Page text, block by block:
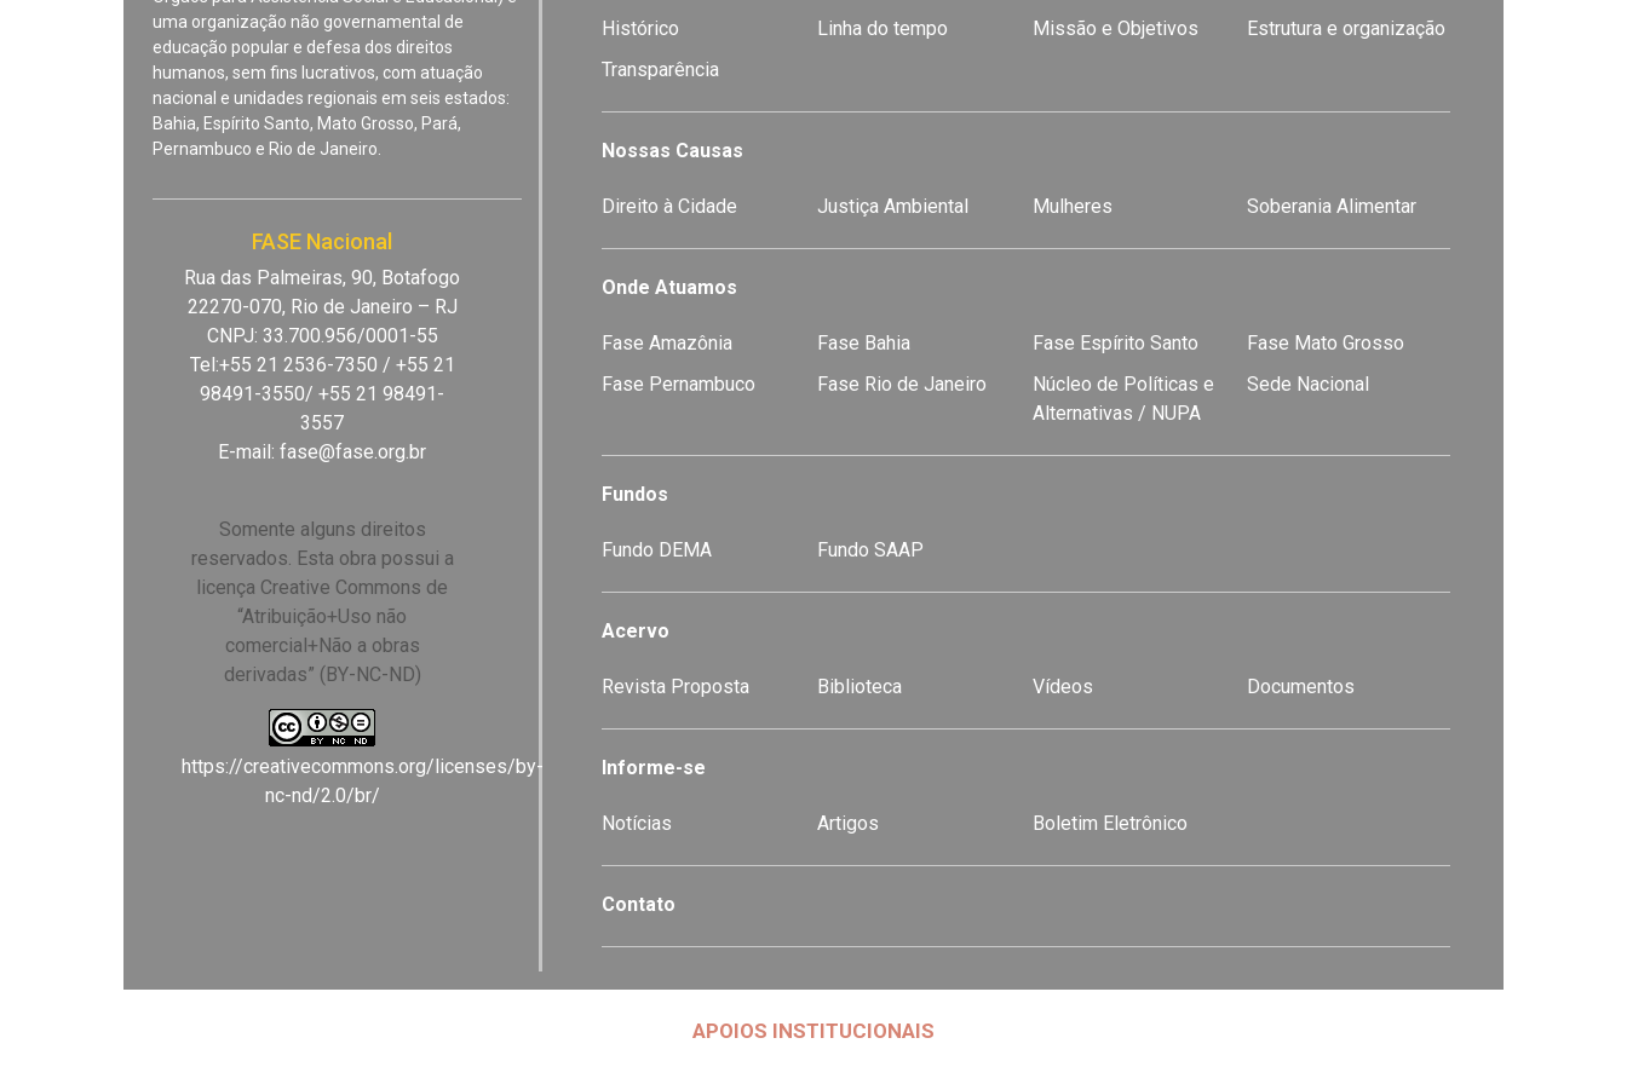
uma organização não governamental de
educação popular e defesa dos direitos
humanos, sem fins lucrativos, com atuação
nacional e unidades regionais em seis estados:
Bahia, Espírito Santo, Mato Grosso, Pará,
Pernambuco e Rio de Janeiro.
FASE Nacional
Rua das Palmeiras, 90, Botafogo
22270-070, Rio de Janeiro – RJ
CNPJ: 33.700.956/0001-55
Tel:+55 21 2536-7350 / +55 21
98491-3550/ +55 21 98491-
3557
E-mail:fase@fase.org.br
Somente alguns direitos
reservados. Esta obra possui a
licença Creative Commons de
“Atribuição+Uso não
comercial+Não a obras
derivadas” (BY-NC-ND)
https://creativecommons.org/licenses/by-
nc-nd/2.0/br/
Histórico Linha do tempo Missão e Objetivos
Estrutura e organização
Transparência
Nossas Causas
Direito à Cidade Justiça Ambiental Mulheres Soberania Alimentar
Onde Atuamos
Fase Amazônia Fase Bahia Fase Espírito Santo
Fase Mato Grosso
Fase Pernambuco
Fase Rio de Janeiro
Núcleo de Políticas e
Alternativas / NUPA
Sede Nacional
Fundos
Fundo DEMA Fundo SAAP
Acervo
Revista Proposta Biblioteca Vídeos Documentos
Informe-se
Notícias Artigos Boletim Eletrônico
Contato
APOIOS INSTITUCIONAIS